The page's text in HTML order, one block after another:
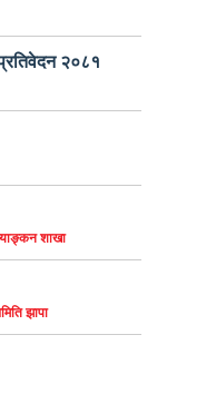
२०८१
शाखा
झापा